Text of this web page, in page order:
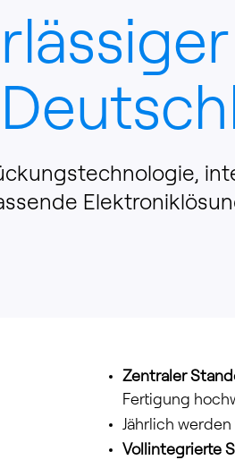
Zentraler
Fertigung
Jährlich
Vollintegrierte